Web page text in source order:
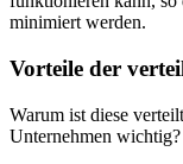
minimiert werden.
Vorteile der
Warum ist diese
Unternehmen